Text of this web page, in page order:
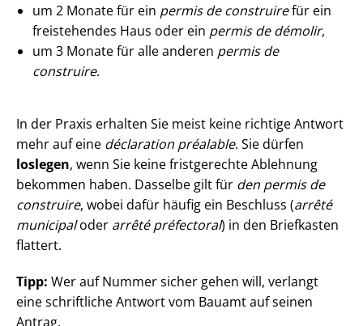
um 2 Monate für ein permis de construirefür ein
freistehendes Haus oder ein permis de démolir,
um 3 Monate für alle anderen permis de
construire.
In der Praxis erhalten Sie meist keine richtige Antwort
mehr auf eine déclaration préalable. Sie dürfen
loslegen, wenn Sie keine fristgerechte Ablehnung
bekommen haben. Dasselbe gilt für den permis de
construire, wobei dafür häufig ein Beschluss (arrêté
municipaloder arrêté préfectoral) in den Briefkasten
flattert.
Tipp: Wer auf Nummer sicher gehen will, verlangt
eine schriftliche Antwort vom Bauamt auf seinen
Antrag.